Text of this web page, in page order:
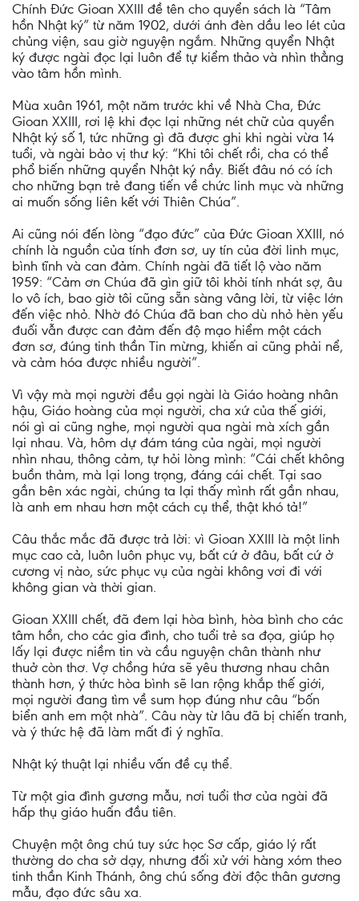
Chính Đức Gioan XXIII đề tên cho quyển sách là “Tâm
hồn Nhật ký” từ năm 1902, dưới ánh đèn dầu leo lét của
chủng viện, sau giờ nguyện ngắm. Những quyển Nhật
ký được ngài đọc lại luôn để tự kiểm thảo và nhìn thẳng
vào tâm hồn mình.
Mùa xuân 1961, một năm trước khi về Nhà Cha, Đức
Gioan XXIII, rơi lệ khi đọc lại những nét chữ của quyển
Nhật ký số 1, tức những gì đã được ghi khi ngài vừa 14
tuổi, và ngài bảo vị thư ký: “Khi tôi chết rồi, cha có thể
phổ biến những quyển Nhật ký nầy. Biết đâu nó có ích
cho những bạn trẻ đang tiến về chức linh mục và những
ai muốn sống liên kết với Thiên Chúa”.
Ai cũng nói đến lòng “đạo đức” của Đức Gioan XXIII, nó
chính là nguồn của tính đơn sơ, uy tín của đời linh mục,
bình tĩnh và can đảm. Chính ngài đã tiết lộ vào năm
1959: “Cảm ơn Chúa đã gìn giữ tôi khỏi tính nhát sợ, âu
lo vô ích, bao giờ tôi cũng sẵn sàng vâng lời, từ việc lớn
đến việc nhỏ. Nhờ đó Chúa đã ban cho dù nhỏ hèn yếu
đuối vẫn được can đảm đến độ mạo hiểm một cách
đơn sơ, đúng tinh thần Tin mừng, khiến ai cũng phải nể,
và cảm hóa được nhiều người”.
Vì vậy mà mọi người đều gọi ngài là Giáo hoàng nhân
hậu, Giáo hoàng của mọi người, cha xứ của thế giới,
nói gì ai cũng nghe, mọi người qua ngài mà xích gần
lại nhau. Và, hôm dự đám táng của ngài, mọi người
nhìn nhau, thông cảm, tự hỏi lòng mình: “Cái chết không
buồn thảm, mà lại long trọng, đáng cái chết. Tại sao
gần bên xác ngài, chúng ta lại thấy mình rất gần nhau,
là anh em nhau hơn một cách cụ thể, thật khó tả!”
Câu thắc mắc đã được trả lời: vì Gioan XXIII là một linh
mục cao cả, luôn luôn phục vụ, bất cứ ở đâu, bất cứ ở
cương vị nào, sức phục vụ của ngài không vơi đi với
không gian và thời gian.
Gioan XXIII chết, đã đem lại hòa bình, hòa bình cho các
tâm hồn, cho các gia đình, cho tuổi trẻ sa đọa, giúp họ
lấy lại được niềm tin và cầu nguyện chân thành như
thuở còn thơ. Vợ chồng hứa sẽ yêu thương nhau chân
thành hơn, ý thức hòa bình sẽ lan rộng khắp thế giới,
mọi người đang tìm về sum họp đúng như câu “bốn
biển anh em một nhà”. Câu này từ lâu đã bị chiến tranh,
và ý thức hệ đã làm mất đi ý nghĩa.
Nhật ký thuật lại nhiều vấn đề cụ thể.
Từ một gia đình gương mẫu, nơi tuổi thơ của ngài đã
hấp thụ giáo huấn đầu tiên.
Chuyện một ông chú tuy sức học Sơ cấp, giáo lý rất
thường do cha sở dạy, nhưng đối xử với hàng xóm theo
tinh thần Kinh Thánh, ông chú sống đời độc thân gương
mẫu, đạo đức sâu xa.